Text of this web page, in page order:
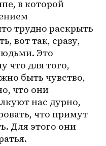
в которой
трудно раскрыть
вот так, сразу,
Это
что для того,
быть чувство,
что они
нас дурно,
что примут
Для этого они